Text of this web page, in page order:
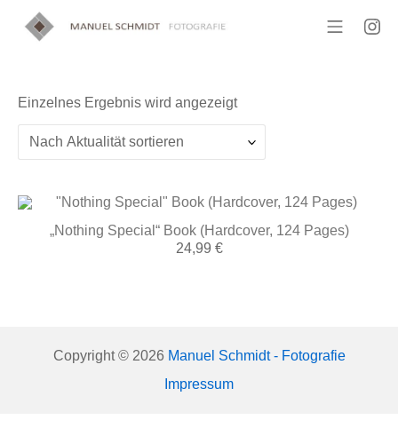
Inhalt
springen
Mobile
Einzelnes Ergebnis wird angezeigt
„Nothing Special“ Book (Hardcover, 124 Pages)
24,99 €
Copyright © 2026 Manuel Schmidt - Fotografie
Impressum